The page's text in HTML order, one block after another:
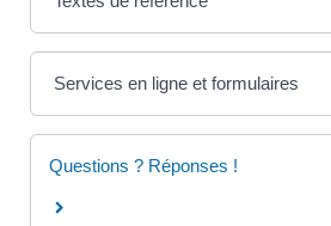
Services en ligne et formulaires
Questions ? Réponses !